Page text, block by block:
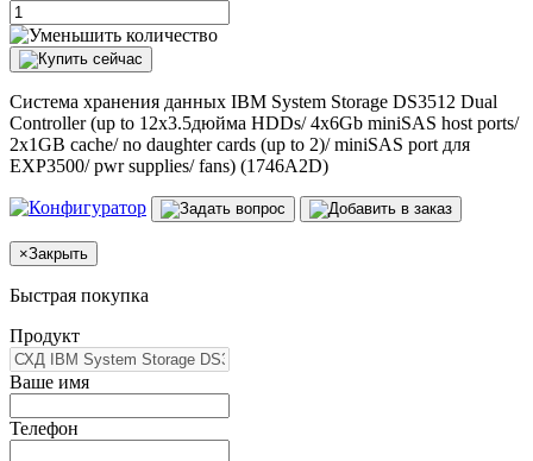
Система хранения данных IBM System Storage DS3512 Dual
Controller (up to 12x3.5дюйма HDDs/ 4x6Gb miniSAS host ports/
2x1GB cache/ no daughter cards (up to 2)/ miniSAS port для
EXP3500/ pwr supplies/ fans) (1746A2D)
×Закрыть
Быстрая покупка
Продукт
Ваше имя
Телефон